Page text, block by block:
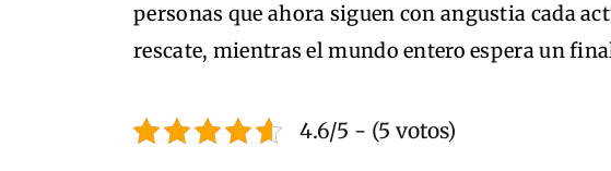
personas que ahora siguen con angustia cada
rescate, mientras el mundo entero espera un
4.6/5 - (5 votos)